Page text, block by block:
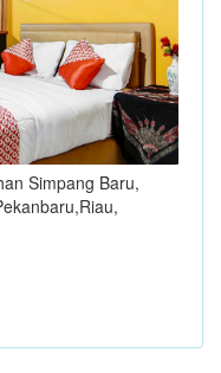
Simpang Baru,